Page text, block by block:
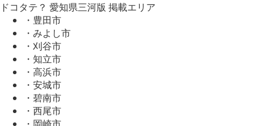
ドコタテ？ 愛知県三河版 掲載エリア
・豊田市
・みよし市
・刈谷市
・知立市
・高浜市
・安城市
・碧南市
・西尾市